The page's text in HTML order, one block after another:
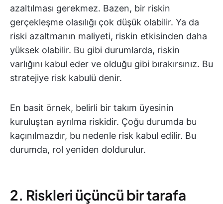
azaltılması gerekmez. Bazen, bir riskin
gerçekleşme olasılığı çok düşük olabilir. Ya da
riski azaltmanın maliyeti, riskin etkisinden daha
yüksek olabilir. Bu gibi durumlarda, riskin
varlığını kabul eder ve olduğu gibi bırakırsınız. Bu
stratejiye risk kabulü denir.
En basit örnek, belirli bir takım üyesinin
kuruluştan ayrılma riskidir. Çoğu durumda bu
kaçınılmazdır, bu nedenle risk kabul edilir. Bu
durumda, rol yeniden doldurulur.
2. Riskleri üçüncü bir tarafa